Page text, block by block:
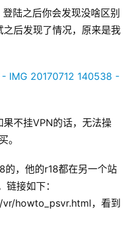
陆之后你会发现没啥区别
之后发现了情况，原来是我
不挂VPN的话，无法操
。
，他的r18都在另一个站
接如下：
howto_psvr.html，看到